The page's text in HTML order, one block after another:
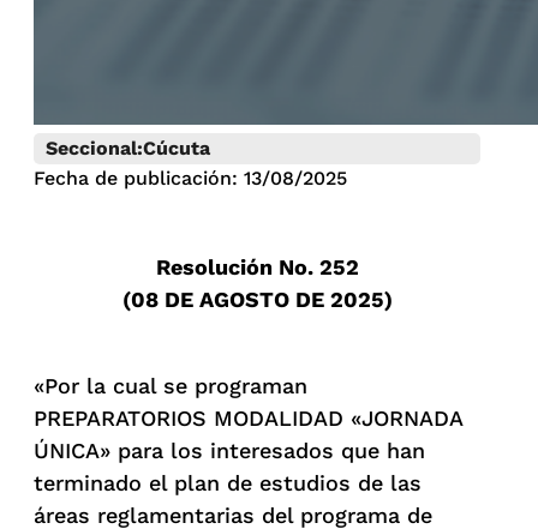
Seccional:Cúcuta
Fecha de publicación: 13/08/2025
Resolución No. 252
(08 DE AGOSTO DE 2025)
«Por la cual se programan
PREPARATORIOS MODALIDAD «JORNADA
ÚNICA» para los interesados que han
terminado el plan de estudios de las
áreas reglamentarias del programa de